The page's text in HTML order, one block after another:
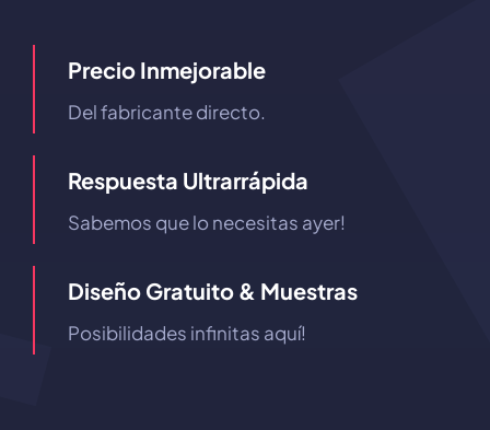
Precio Inmejorable
Del fabricante directo.
Respuesta Ultrarrápida
Sabemos que lo necesitas ayer!
Diseño Gratuito & Muestras
Posibilidades infinitas aquí!